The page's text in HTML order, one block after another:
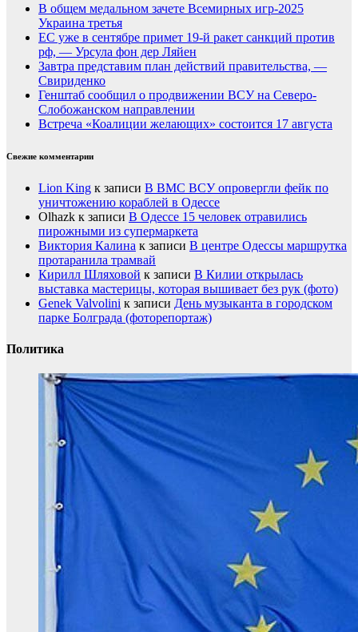
В общем медальном зачете Всемирных игр-2025
Украина третья
ЕС уже в сентябре примет 19-й ракет санкций против
рф, — Урсула фон дер Ляйен
Завтра представим план действий правительства, —
Свириденко
Генштаб сообщил о продвижении ВСУ на Северо-
Слобожанском направлении
Встреча «Коалиции желающих» состоится 17 августа
Свежие комментарии
Lion King к записи В ВМС ВСУ опровергли фейк по
уничтожению кораблей в Одессе
Olhazk к записи В Одессе 15 человек отравились
пирожными из супермаркета
Виктория Калина к записи В центре Одессы маршрутка
протаранила трамвай
Кирилл Шляховой к записи В Килии открылась
выставка мастерицы, которая вышивает без рук (фото)
Genek Valvolini к записи День музыканта в городском
парке Болграда (фоторепортаж)
Политика